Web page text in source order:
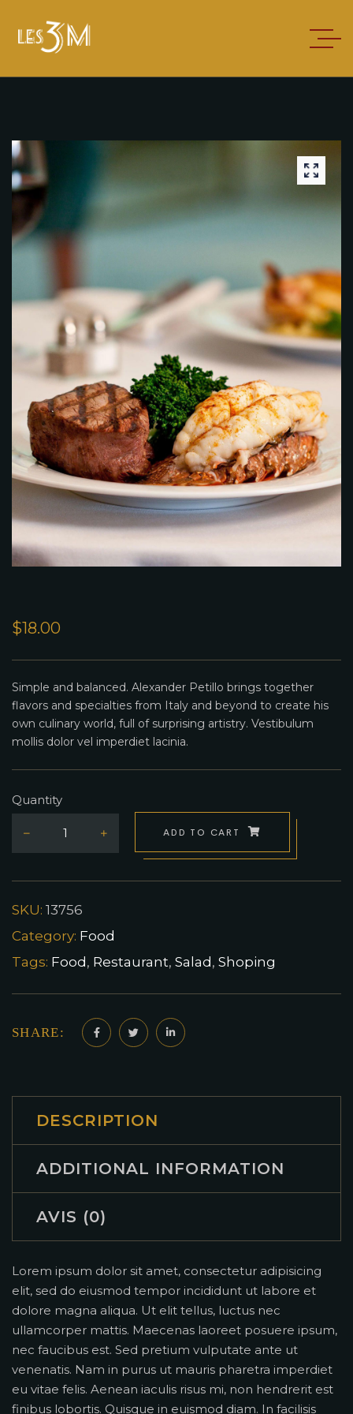
$18.00
Simple and balanced. Alexander Petillo brings together
flavors and specialties from Italy and beyond to create his
own culinary world, full of surprising artistry. Vestibulum
mollis dolor vel imperdiet lacinia.
Quantity
ADD TO CART
SKU: 13756
Category: Food
Tags: Food, Restaurant, Salad, Shoping
SHARE:
DESCRIPTION
ADDITIONAL INFORMATION
AVIS (0)
Lorem ipsum dolor sit amet, consectetur adipisicing
elit, sed do eiusmod tempor incididunt ut labore et
dolore magna aliqua. Ut elit tellus, luctus nec
ullamcorper mattis. Maecenas laoreet posuere ipsum,
nec faucibus est. Sed pretium vulputate ante ut
venenatis. Nam in purus ut mauris pharetra imperdiet
eu vitae felis. Aenean iaculis risus mi, non hendrerit est
finibus lobortis. Quisque in euismod diam. In facilisis